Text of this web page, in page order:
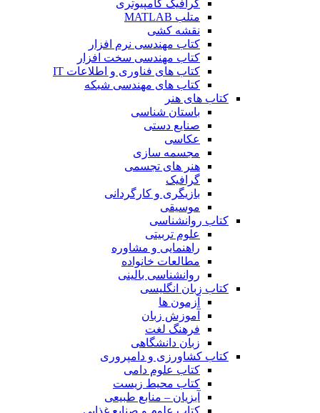
گرافیک کامپیوتری
متلب MATLAB
نقشه کشی
کتاب مهندسی نرم افزار
کتاب مهندسی سخت افزار
کتاب های فناوری و اطلاعات IT
کتاب های مهندسی شبکه
کتاب های هنر
باستان شناسی
صنایع دستی
عکاسی
مجسمه سازی
هنر های تجسمی
گرافیک
بازیگری و کارگردانی
موسیقی
کتاب روانشناسی
علوم تربیتی
راهنمایی و مشاوره
مطالعات خانواده
روانشناسی بالینی
کتاب زبان انگلیسی
آزمون ها
آموزش زبان
فرهنگ لغت
زبان دانشگاهی
کتاب کشاورزی و دامپروری
کتاب علوم دامی
کتاب محیط زیست
آبزیان – منابع طبیعی
کتاب علوم و صنایع غذایی